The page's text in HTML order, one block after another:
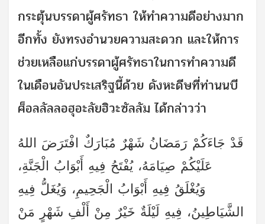
กระตุ้นบรรดาผู้ศรัทธา ให้ทำความดีอย่างมาก
อีกทั้ง ยังทรงอำนวยความสะดวก และให้การ
ช่วยเหลือแก่บรรดาผู้ศรัทธาในการทำความดี
ในเดือนอันประเสริฐนี้ด้วย ดังหะดีษที่ท่านนบี
ศ็อลลัลลอฮุอะลัยฮิวะซัลลัม ได้กล่าวว่า
قَدْ جَاءَكُمْ رَمَضَانُ شَهْرٌ مُبَارَكٌ افْتَرَضَ اللهُ
عَلَيْكُمْ صِيَامَهُ، يُفْتَحُ فِيهِ أَبْوَابُ الْجَنَّةِ،
وَيُغْلَقُ فِيهِ أَبْوَابُ الْجَحِيمِ، وَيُغَلُّ فِيهِ
الشَّيَاطِينُ، فِيهِ لَيْلَةٌ خَيْرٌ مِنْ أَلْفِ شَهْرٍ مَنْ